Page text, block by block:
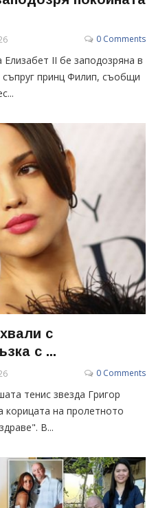
0 Comments
II бе заподозряна в
принц Филип, съобщи
с
с ...
0 Comments
тенис звезда Григор
корицата на пролетното
В...